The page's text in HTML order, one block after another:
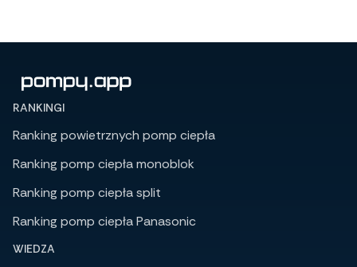
RANKINGI
Ranking powietrznych pomp ciepła
Ranking pomp ciepła monoblok
Ranking pomp ciepła split
Ranking pomp ciepła Panasonic
WIEDZA